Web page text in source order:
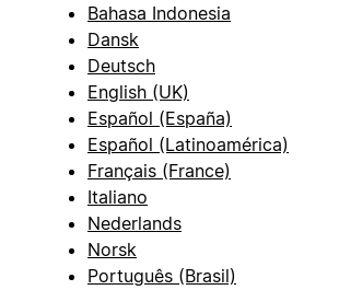
Bahasa Indonesia
Dansk
Deutsch
English (UK)
Español (España)
Español (Latinoamérica)
Français (France)
Italiano
Nederlands
Norsk
Português (Brasil)